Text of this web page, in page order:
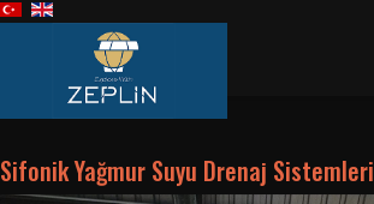
Sifonik Yağmur Suyu Drenaj Sistemleri